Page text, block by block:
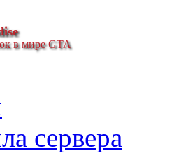
в мире GTA
сервера